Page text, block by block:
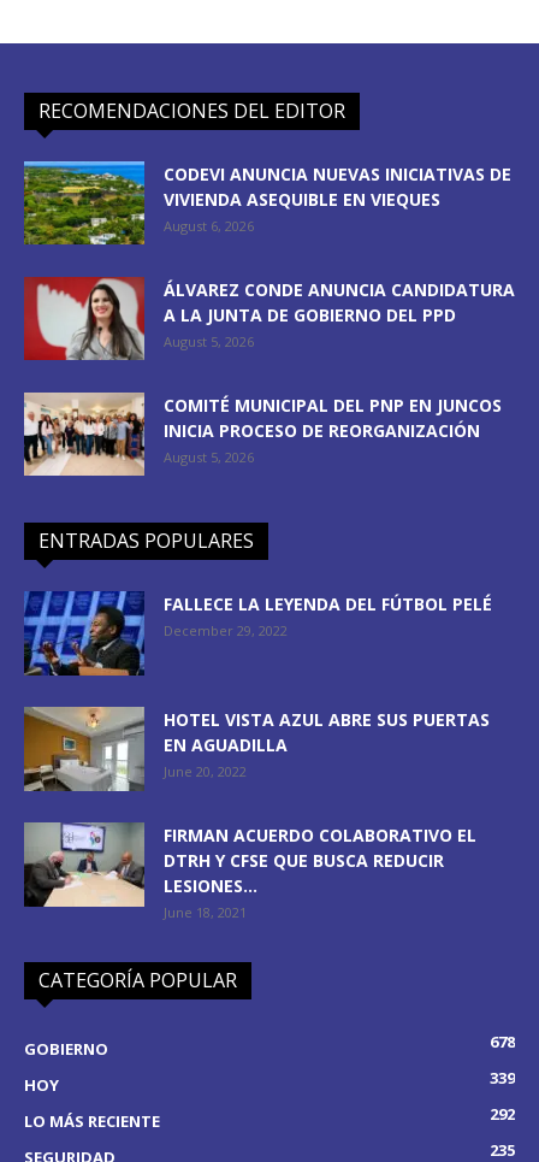
RECOMENDACIONES DEL EDITOR
CODEVI ANUNCIA NUEVAS INICIATIVAS DE
VIVIENDA ASEQUIBLE EN VIEQUES
August 6, 2026
ÁLVAREZ CONDE ANUNCIA CANDIDATURA
A LA JUNTA DE GOBIERNO DEL PPD
August 5, 2026
COMITÉ MUNICIPAL DEL PNP EN JUNCOS
INICIA PROCESO DE REORGANIZACIÓN
August 5, 2026
ENTRADAS POPULARES
FALLECE LA LEYENDA DEL FÚTBOL PELÉ
December 29, 2022
HOTEL VISTA AZUL ABRE SUS PUERTAS
EN AGUADILLA
June 20, 2022
FIRMAN ACUERDO COLABORATIVO EL
DTRH Y CFSE QUE BUSCA REDUCIR
LESIONES...
June 18, 2021
CATEGORÍA POPULAR
GOBIERNO
678
HOY
339
LO MÁS RECIENTE
292
SEGURIDAD
235